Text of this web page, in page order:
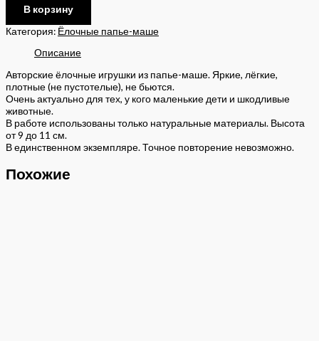
В корзину
Категория: Ёлочные папье-маше
Описание
Авторские ёлочные игрушки из папье-маше. Яркие, лёгкие,
плотные (не пустотелые), не бьются.
Очень актуально для тех, у кого маленькие дети и шкодливые
животные.
В работе использованы только натуральные материалы. Высота
от 9 до 11 см.
В единственном экземпляре. Точное повторение невозможно.
Похожие